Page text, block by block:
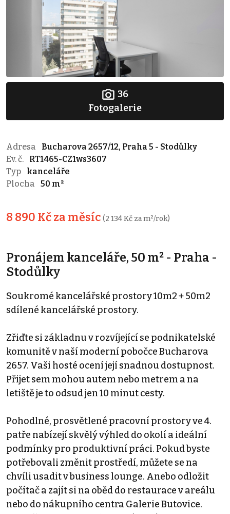
36
Fotogalerie
Adresa
Bucharova 2657/12, Praha 5 - Stodůlky
Ev. č.
RT1465-CZ1ws3607
Typ
kanceláře
Plocha
50 m²
8 890 Kč za měsíc (2 134 Kč za m²/rok)
Pronájem kanceláře, 50 m² - Praha -
Stodůlky
Soukromé kancelářské prostory 10m2 + 50m2
sdílené kancelářské prostory.
Zřiďte si základnu v rozvíjející se podnikatelské
komunitě v naší moderní pobočce Bucharova
2657. Vaši hosté ocení její snadnou dostupnost.
Přijet sem mohou autem nebo metrem a na
letiště je to odsud jen 10 minut cesty.
Pohodlné, prosvětlené pracovní prostory ve 4.
patře nabízejí skvělý výhled do okolí a ideální
podmínky pro produktivní práci. Pokud byste
potřebovali změnit prostředí, můžete se na
chvíli usadit v business lounge. Anebo odložit
počítač a zajít si na oběd do restaurace v areálu
nebo do nákupního centra Galerie Butovice.